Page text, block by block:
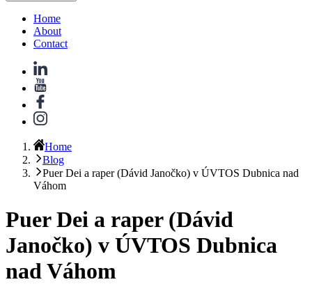
Home
About
Contact
Home
Blog
Puer Dei a raper (Dávid Janočko) v ÚVTOS Dubnica nad
Váhom
Puer Dei a raper (Dávid
Janočko) v ÚVTOS Dubnica
nad Váhom